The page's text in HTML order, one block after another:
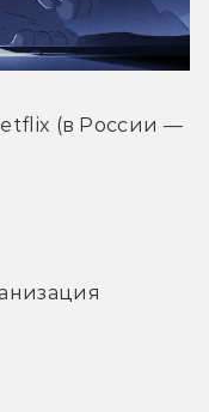
(в России —